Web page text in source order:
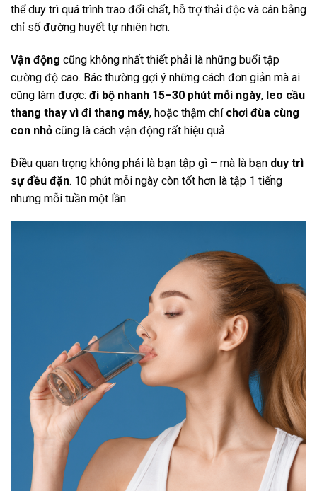
thể duy trì quá trình trao đổi chất, hỗ trợ thải độc và cân bằng
chỉ số đường huyết tự nhiên hơn.
Vận động cũng không nhất thiết phải là những buổi tập
cường độ cao. Bác thường gợi ý những cách đơn giản mà ai
cũng làm được: đi bộ nhanh 15–30 phút mỗi ngày, leo cầu
thang thay vì đi thang máy, hoặc thậm chí chơi đùa cùng
con nhỏ cũng là cách vận động rất hiệu quả.
Điều quan trọng không phải là bạn tập gì – mà là bạn duy trì
sự đều đặn. 10 phút mỗi ngày còn tốt hơn là tập 1 tiếng
nhưng mỗi tuần một lần.